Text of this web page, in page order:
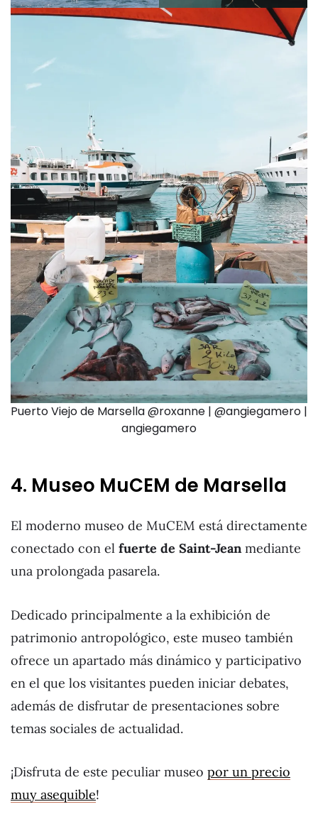
Puerto Viejo de Marsella @roxanne | @angiegamero |
angiegamero
4. Museo MuCEM de Marsella
El moderno museo de MuCEM está directamente
conectado con el fuerte de Saint-Jeanmediante
una prolongada pasarela.
Dedicado principalmente a la exhibición de
patrimonio antropológico, este museo también
ofrece un apartado más dinámico y participativo
en el que los visitantes pueden iniciar debates,
además de disfrutar de presentaciones sobre
temas sociales de actualidad.
¡Disfruta de este peculiar museo por un precio
muy asequible!